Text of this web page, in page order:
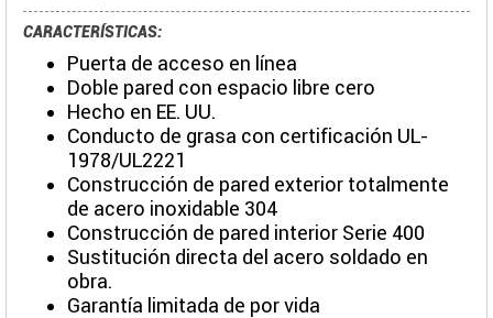
CARACTERÍSTICAS:
Puerta de acceso en línea
Doble pared con espacio libre cero
Hecho en EE. UU.
Conducto de grasa con certificación UL-
1978/UL2221
Construcción de pared exterior totalmente
de acero inoxidable 304
Construcción de pared interior Serie 400
Sustitución directa del acero soldado en
obra.
Garantía limitada de por vida